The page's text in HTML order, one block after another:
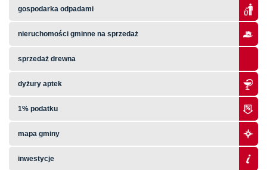
gospodarka odpadami
nieruchomości gminne na sprzedaż
sprzedaż drewna
dyżury aptek
1% podatku
mapa gminy
inwestycje